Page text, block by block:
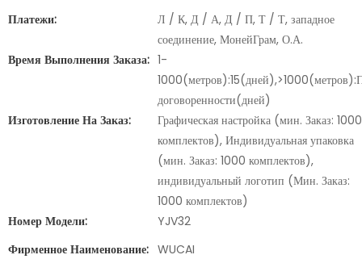
Платежи:
Л / К, Д / А, Д / П, Т / Т, западное
соединение, МонейГрам, О.А.
Время Выполнения Заказа: 1-
договоренности(дней)
Изготовление На Заказ:
Графическая настройка (мин. Заказ: 1000
комплектов), Индивидуальная упаковка
(мин. Заказ: 1000 комплектов),
индивидуальный логотип (Мин. Заказ:
1000 комплектов)
Номер Модели:
YJV32
Фирменное Наименование: WUCAI